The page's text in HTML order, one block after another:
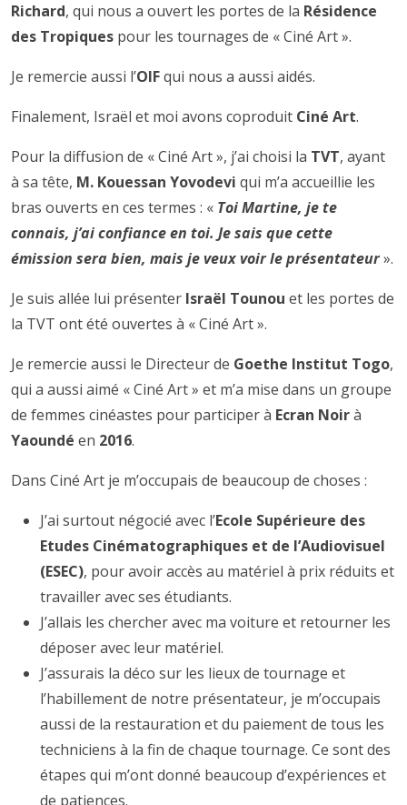
Richard, qui nous a ouvert les portes de la Résidence
des Tropiques pour les tournages de « Ciné Art ».
Je remercie aussi l’OIFqui nous a aussi aidés.
Finalement, Israël et moi avons coproduit Ciné Art.
Pour la diffusion de « Ciné Art », j’ai choisi la TVT, ayant
à sa tête, M. Kouessan Yovodevi qui m’a accueillie les
bras ouverts en ces termes : « Toi Martine, je te
connais, j’ai confiance en toi. Je sais que cette
émission sera bien, mais je veux voir le présentateur».
Je suis allée lui présenter Israël Tounou et les portes de
la TVT ont été ouvertes à « Ciné Art ».
Je remercie aussi le Directeur de Goethe Institut Togo,
qui a aussi aimé « Ciné Art » et m’a mise dans un groupe
de femmes cinéastes pour participer à Ecran Noirà
Yaoundé en 2016.
Dans Ciné Art je m’occupais de beaucoup de choses :
J’ai surtout négocié avec l’Ecole Supérieure des
Etudes Cinématographiques et de l’Audiovisuel
(ESEC), pour avoir accès au matériel à prix réduits et
travailler avec ses étudiants.
J’allais les chercher avec ma voiture et retourner les
déposer avec leur matériel.
J’assurais la déco sur les lieux de tournage et
l’habillement de notre présentateur, je m’occupais
aussi de la restauration et du paiement de tous les
techniciens à la fin de chaque tournage. Ce sont des
étapes qui m’ont donné beaucoup d’expériences et
de patiences.